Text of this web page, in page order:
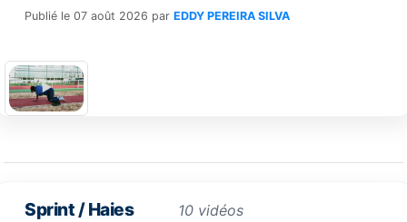
Publié le 07 août 2026 par EDDY PEREIRA SILVA
Sprint / Haies 10 vidéos